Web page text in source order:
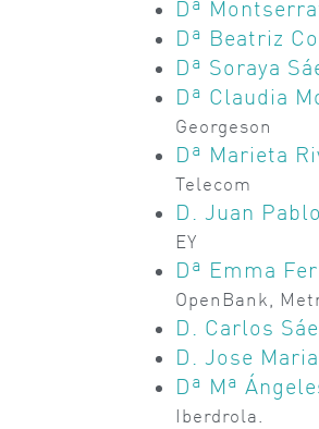
Dª
Dª Beatriz
Dª Soraya
Dª Claudia
Georgeson
Dª Marieta
Telecom
D. Juan
EY
Dª Emma
OpenBank,
D. Carlos
D. Jose
Dª Mª
Iberdrola.